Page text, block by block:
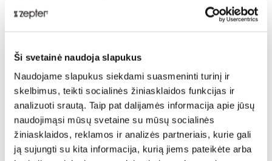
Ši svetainė naudoja slapukus
Naudojame slapukus siekdami suasmeninti turinį ir
skelbimus, teikti socialinės žiniasklaidos funkcijas ir
analizuoti srautą. Taip pat dalijamės informacija apie jūsų
naudojimąsi mūsų svetaine su mūsų socialinės
žiniasklaidos, reklamos ir analizės partneriais, kurie gali
ją sujungti su kita informacija, kurią jiems pateikėte arba
produktus, naudodamiesi „Zepter“ elektroninės
parduotuvės partnerių nuorodomis.
Jei partneris nori pardavinėti „Zepter“ prekes el.
parduotuvėse, tam naudodamas asmeninę svetainę ar
trečiosios šalies platformą, jis turi gauti išankstinį
raštišką „Zepter“ sutikimą.
Partnerio sukurtoje ir (arba) valdomoje svetainėje
negalima: